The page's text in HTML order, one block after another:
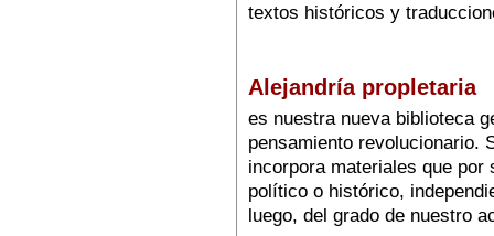
textos históricos y
Alejandría propletaria
es nuestra nueva biblioteca
pensamiento revolucionario.
incorpora materiales que
político o histórico,
luego, del grado de nuestro